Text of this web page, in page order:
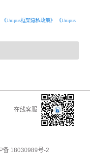
《Unipus框架隐私政策》
《Unipus
在线客服
备 18030989号-2